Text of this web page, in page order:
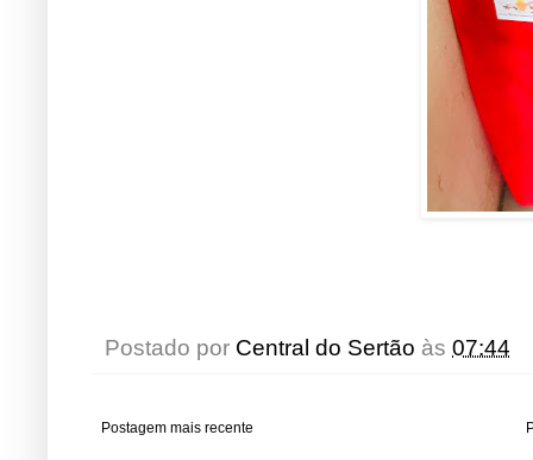
Postado por Central do Sertão às 07:44
Postagem mais recente